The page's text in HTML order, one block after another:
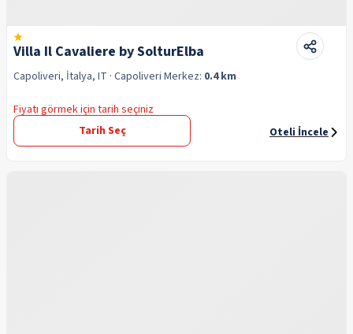
Villa Il Cavaliere by SolturElba
Capoliveri, İtalya, IT · Capoliveri Merkez: 0.4 km
Fiyatı görmek için tarih seçiniz
Tarih Seç
Oteli İncele